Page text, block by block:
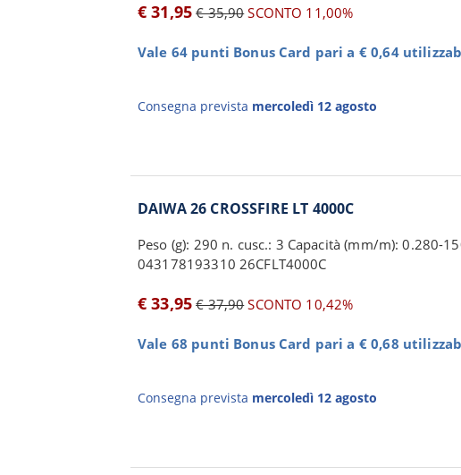
€ 31,95 € 35,90SCONTO 11,00%
Vale 64 punti Bonus Card pari a € 0,64
Consegna prevista mercoledì 12 agosto
DAIWA 26 CROSSFIRE LT 4000C
Peso (g): 290 n. cusc.: 3 Capacità (mm/m): 0.280-
043178193310 26CFLT4000C
€ 33,95 € 37,90SCONTO 10,42%
Vale 68 punti Bonus Card pari a € 0,68
Consegna prevista mercoledì 12 agosto